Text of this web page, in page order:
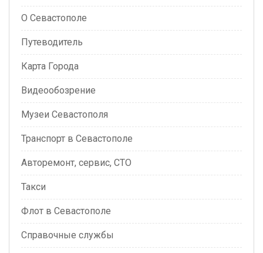
О Севастополе
Путеводитель
Карта Города
Видеообозрение
Музеи Севастополя
Транспорт в Севастополе
Авторемонт, сервис, СТО
Такси
Флот в Севастополе
Справочные службы